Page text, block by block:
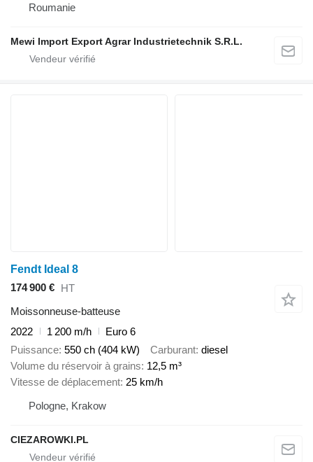
Roumanie
Mewi Import Export Agrar Industrietechnik S.R.L.
Fendt Ideal 8
174 900 € HT
Moissonneuse-batteuse
2022
1 200 m/h
Euro 6
Puissance 550 ch (404 kW) Carburant diesel
Volume du réservoir à grains 12,5 m³
Vitesse de déplacement 25 km/h
Pologne, Krakow
CIEZAROWKI.PL